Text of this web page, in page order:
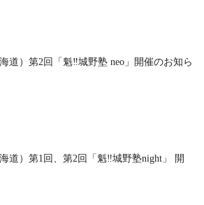
道）第2回「魁‼城野塾 neo」開催のお知ら
道）第1回、第2回「魁‼城野塾night」 開